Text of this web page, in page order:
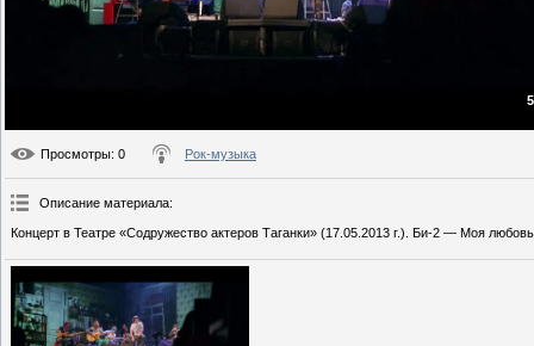
Просмотры: 0 Рок-музыка
Описание материала:
Концерт в Театре «Содружество актеров Таганки» (17.05.2013 г.). Би-2 — Моя